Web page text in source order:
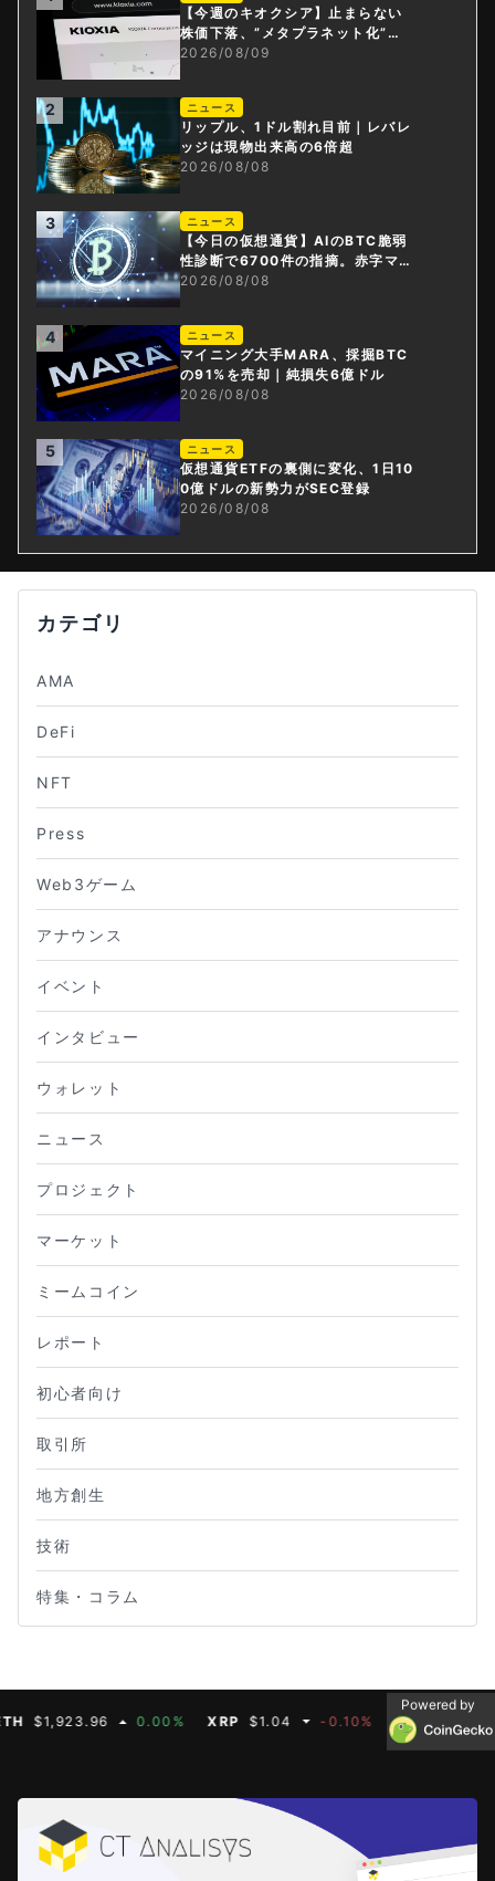
【今週のキオクシア】止まらない
株価下落、”メタプラネット化”の
指摘は本当？
2026/08/09
2 ニュース
リップル、1ドル割れ目前｜レバレ
ッジは現物出来高の6倍超
2026/08/08
3 ニュース
【今日の仮想通貨】AIのBTC脆弱
性診断で6700件の指摘。赤字マイ
ニング企業はAIに賭ける
2026/08/08
4 ニュース
マイニング大手MARA、採掘BTC
の91%を売却｜純損失6億ドル
2026/08/08
5 ニュース
仮想通貨ETFの裏側に変化、1日10
0億ドルの新勢力がSEC登録
2026/08/08
カテゴリ
AMA
DeFi
NFT
Press
Web3ゲーム
アナウンス
イベント
インタビュー
ウォレット
ニュース
プロジェクト
マーケット
ミームコイン
レポート
初心者向け
取引所
地方創生
技術
特集・コラム
0.00% XRP $1.04 -0.10% BNB $608.19
Powered by